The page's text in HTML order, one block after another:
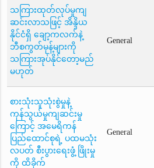
သကြားထုတ်လုပ်မှုကျ
ဆင်းလာသဖြင့် အိန္ဒိယ
နိုင်ငံရှိ ချော့ကလက်နဲ့
ဘီစကွတ်မုန့်များကို
သကြားအုပ်နိုင်တော့မည်
မဟုတ်
General
စားသုံးသူသုံးစွဲမှုနဲ့
ကုန်သွယ်မှုကျဆင်းမှု
ကြောင့် အမေရိကန်
ပြည်ထောင်စုရဲ့ ပထမသုံး
လပတ် စီးပွားရေးဖွံ့ ဖြိုးမှု
ကို ထိခိုက်
General